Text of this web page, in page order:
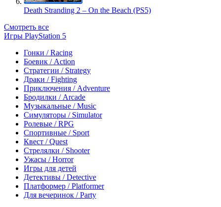
Death Stranding 2 – On the Beach (PS5)
Смотреть все
Игры PlayStation 5
Гонки / Racing
Боевик / Action
Стратегии / Strategy
Драки / Fighting
Приключения / Adventure
Бродилки / Arcade
Музыкальные / Music
Симуляторы / Simulator
Ролевые / RPG
Спортивные / Sport
Квест / Quest
Стрелялки / Shooter
Ужасы / Horror
Игры для детей
Детективы / Detective
Платформер / Platformer
Для вечеринок / Party